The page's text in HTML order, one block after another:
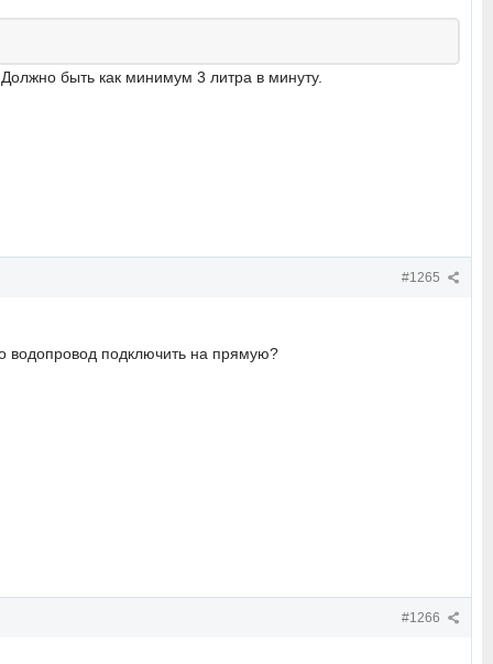
быть как минимум 3 литра в минуту.
#1265
водопровод подключить на прямую?
#1266